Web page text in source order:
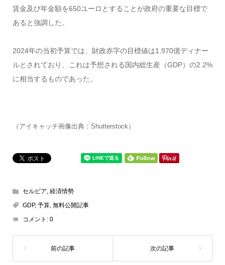
賃金及び年金額を650ユーロとすることが政府の重要な目標で
あると強調した。
2024年の当初予算では、財政赤字の目標値は1,970億ディナー
ルとされており、これは予想される国内総生産（GDP）の2.2%
に相当するものであった。
（アイキャッチ画像出典：Shutterstock）
セルビア, 経済情勢
GDP, 予算, 無料公開記事
コメント: 0